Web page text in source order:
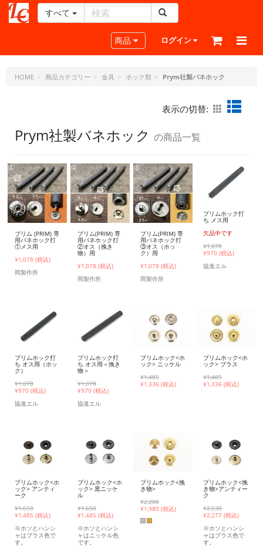
ー
ラ
ッ
ト・
ェ
ー
ピ
ー
すべて
Toggle navigation
商品 ログイン
HOME 商品カテゴリー 金具 ホック類 Prym社製バネホック
表示の切替:
Prym社製バネホック の商品一覧
プリム (PRIM) 専
用バネホック打
①メス用
¥1,078 (税込)
岡製作所
プリム(PRIM) 専
用バネホック打
②オス（挽き
物）用
¥1,078 (税込)
岡製作所
プリム(PRIM) 専
用バネホック打
③オス（ホッ
ク）用
¥1,078 (税込)
岡製作所
プリムホック打
ち メス用
欠品中です
¥1,078
¥970 (税込)
協進エル
プリムホック打
ち オス用（ホッ
ク）
¥1,078
¥970 (税込)
協進エル
プリムホック打
ち オス用＜挽き
物＞
¥1,078
¥970 (税込)
協進エル
プリムホック<ホ
ック> ニッケル
¥1,485
¥1,336 (税込)
プリムホック<ホ
ック> ブラス
¥1,485
¥1,336 (税込)
プリムホック<ホ
ック> アンティ
ーク
¥1,650
¥1,485 (税込)
※ホソとハンシ
ャはブラス色で
す。
プリムホック<ホ
ック> 黒ニッケ
ル
¥1,650
¥1,485 (税込)
※ホソとハンシ
ャはニッケル色
です。
プリムホック<挽
き物>
¥2,200
¥1,980 (税込)
プリムホック<挽
き物>アンティー
ク
¥2,530
¥2,277 (税込)
※ホソとハンシ
ャはブラス色で
す。